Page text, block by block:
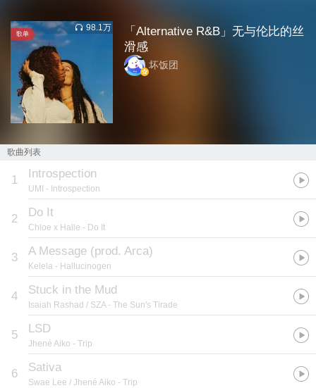
歌单
98.1万
「Alternative R&B」无与伦比的丝
滑感
坏饭团
歌曲列表
1 Introspection
UMI - Introspection
2 Do It
Chloe x Halle - Do It
3 A Message (prod. Arca)
Kelela - Hallucinogen
4 Stuck in the Mud
Isaiah Rashad / SZA- The Sun's Tirade
5 LSD
Jhené Aiko - Trip
6 Sativa
Swae Lee / Jhené Aiko - Trip